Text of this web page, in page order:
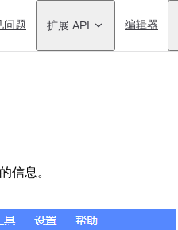
问题 扩展 API 编辑器
信息。